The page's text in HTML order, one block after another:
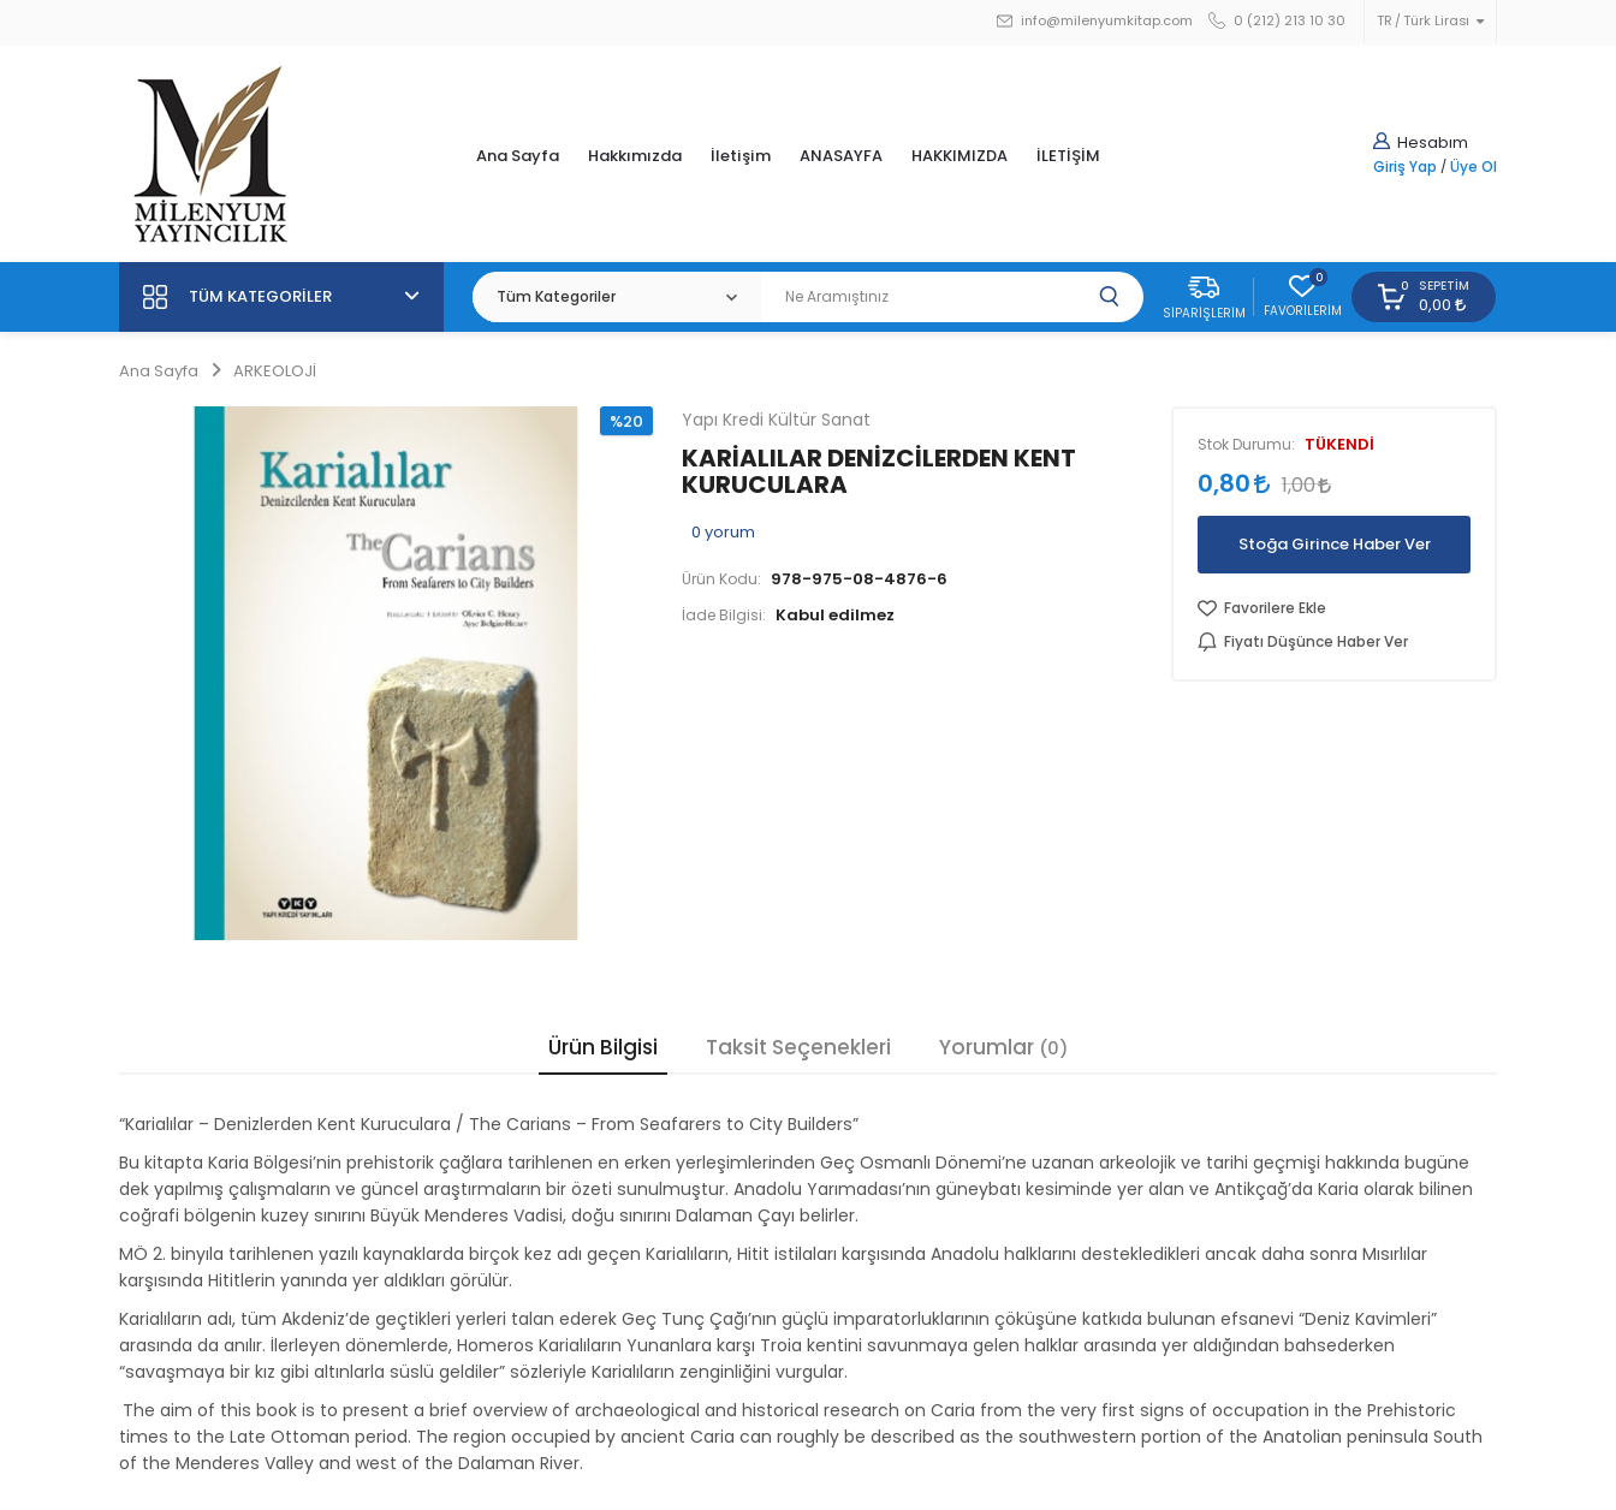
TR Türk Lirası
info@milenyumkitap.com 0 (212) 213 10 30
Hesabım
Giriş Yap / Üye Ol
Ana Sayfa Hakkımızda İletişim ANASAYFA HAKKIMIZDA İLETİŞİM
TÜM KATEGORILER
SIPARIŞLERIM
0
FAVORILERIM
0 SEPETIM
0,00
Ana Sayfa ARKEOLOJİ
%20 Yapı Kredi Kültür Sanat
KARİALILAR DENİZCİLERDEN KENT
KURUCULARA
0 yorum
Ürün Kodu: 978-975-08-4876-6
İade Bilgisi:
Stok Durumu: TÜKENDİ
0,80 1,00
Stoğa Girince Haber Ver
Favorilere Ekle
Fiyatı Düşünce Haber Ver
Ürün Bilgisi Taksit Seçenekleri Yorumlar (0)
“Karialılar – Denizlerden Kent Kuruculara / The Carians – From Seafarers to City Builders”
Bu kitapta Karia Bölgesi’nin prehistorik çağlara tarihlenen en erken yerleşimlerinden Geç Osmanlı Dönemi’ne uzanan arkeolojik ve tarihi geçmişi hakkında bugüne
dek yapılmış çalışmaların ve güncel araştırmaların bir özeti sunulmuştur. Anadolu Yarımadası’nın güneybatı kesiminde yer alan ve Antikçağ’da Karia olarak bilinen
coğrafi bölgenin kuzey sınırını Büyük Menderes Vadisi, doğu sınırını Dalaman Çayı belirler.
MÖ 2. binyıla tarihlenen yazılı kaynaklarda birçok kez adı geçen Karialıların, Hitit istilaları karşısında Anadolu halklarını destekledikleri ancak daha sonra Mısırlılar
karşısında Hititlerin yanında yer aldıkları görülür.
Karialıların adı, tüm Akdeniz’de geçtikleri yerleri talan ederek Geç Tunç Çağı’nın güçlü imparatorluklarının çöküşüne katkıda bulunan efsanevi “Deniz Kavimleri”
arasında da anılır. İlerleyen dönemlerde, Homeros Karialıların Yunanlara karşı Troia kentini savunmaya gelen halklar arasında yer aldığından bahsederken
“savaşmaya bir kız gibi altınlarla süslü geldiler” sözleriyle Karialıların zenginliğini vurgular.
The aim of this book is to present a brief overview of archaeological and historical research on Caria from the very first signs of occupation in the Prehistoric
times to the Late Ottoman period. The region occupied by ancient Caria can roughly be described as the southwestern portion of the Anatolian peninsula South
of the Menderes Valley and west of the Dalaman River.